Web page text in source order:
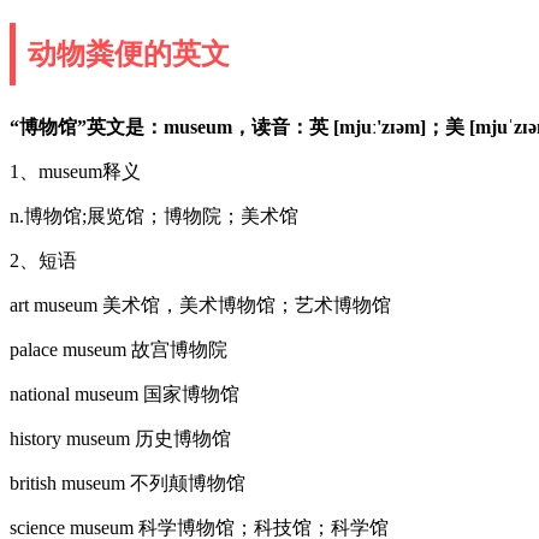
动物粪便的英文
“博物馆”英文是：museum，读音：英 [mjuː'zɪəm]；美
1、museum释义
n.博物馆;展览馆；博物院；美术馆
2、短语
art museum 美术馆，美术博物馆；艺术博物馆
palace museum 故宫博物院
national museum 国家博物馆
history museum 历史博物馆
british museum 不列颠博物馆
science museum 科学博物馆；科技馆；科学馆